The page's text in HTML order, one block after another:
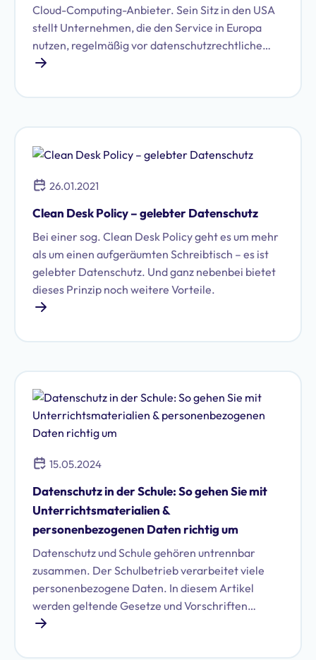
Cloud-Computing-Anbieter. Sein Sitz in den USA
stellt Unternehmen, die den Service in Europa
nutzen, regelmäßig vor datenschutzrechtliche
Fragen. Was es rund um AWS und DSGVO sowie
übersichtlich zusammen.
26.01.2021
Clean Desk Policy – gelebter Datenschutz
Bei einer sog. Clean Desk Policy geht es um mehr
als um einen aufgeräumten Schreibtisch – es ist
gelebter Datenschutz. Und ganz nebenbei bietet
dieses Prinzip noch weitere Vorteile.
15.05.2024
Datenschutz in der Schule: So gehen Sie mit
Unterrichtsmaterialien &
personenbezogenen Daten richtig um
Datenschutz und Schule gehören untrennbar
zusammen. Der Schulbetrieb verarbeitet viele
personenbezogene Daten. In diesem Artikel
werden geltende Gesetze und Vorschriften
beschrieben.